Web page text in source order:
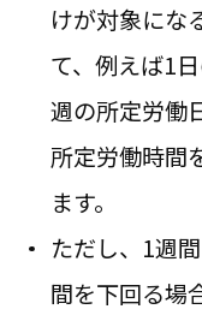
けが対象にな
て、例えば1
週の所定労働
所定労働時間
ます。
ただし、1週
間を下回る場